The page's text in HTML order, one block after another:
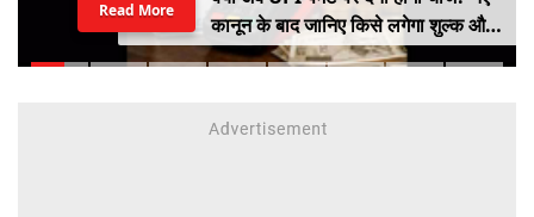
कानून के बाद जानिए किसे लगेगा शुल्क और
किसे नहीं
Read More